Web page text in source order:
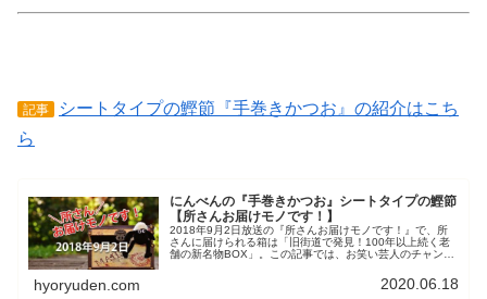
記事
シートタイプの鰹節『手巻きかつお』の紹介はこち
ら
にんべんの『手巻きかつお』シートタイプの鰹節
【所さんお届けモノです！】
2018年9月2日放送の『所さんお届けモノです！』で、所
さんに届けられる箱は「旧街道で発見！100年以上続く老
舗の新名物BOX」。この記事では、お笑い芸人のチャンカ
「にんべん」の『手巻きかつお』を紹介しています。
hyoryuden.com 2020.06.18